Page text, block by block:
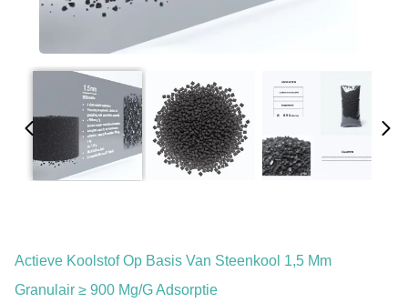
Actieve Koolstof Op Basis Van Steenkool 1,5 Mm
Granulair ≥ 900 Mg/g Adsorptie